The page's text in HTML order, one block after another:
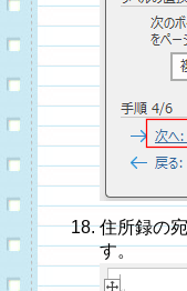
住所録の
す。